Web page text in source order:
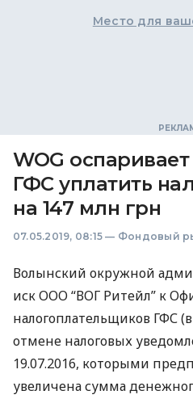
Место для
WOG
ГФС уплатить
на 147 млн грн
07.05.2019, 08:15 — Фондовый
Волынский окружной
искООО “ВОГ Ритейл” к
налогоплательщиков ГФС
отмене налоговых
19.07.2016, которыми
увеличена сумма